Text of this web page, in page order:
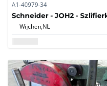
A1-40979-34
Schneider - JOH2 -
Wijchen,NL